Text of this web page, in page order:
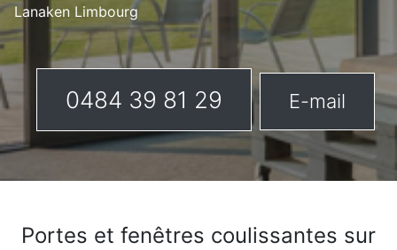
Lanaken Limbourg
0484 39 81 29 E-mail
Portes et fenêtres coulissantes sur